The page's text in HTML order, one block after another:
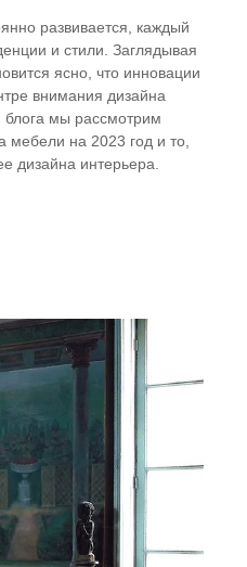
развивается, каждый
и стили. Заглядывая
ясно, что инновации
внимания дизайна
мы рассмотрим
мебели на 2023 год и то,
дизайна интерьера.